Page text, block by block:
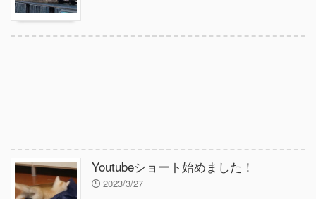
Youtubeショート始めました！
2023/3/27